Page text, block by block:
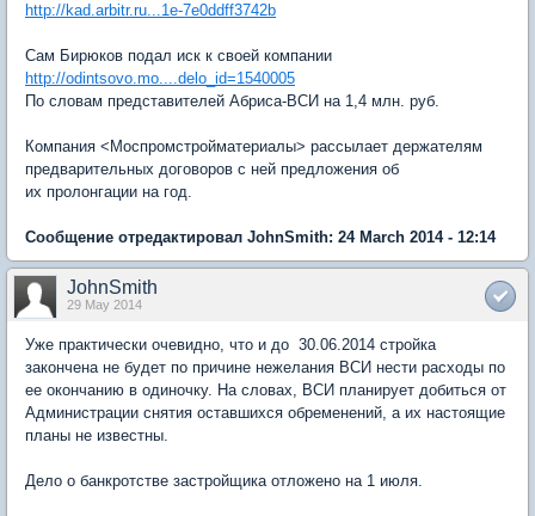
http://kad.arbitr.ru...1e-7e0ddff3742b
Сам Бирюков подал иск к своей компании
http://odintsovo.mo....delo_id=1540005
По словам представителей Абриса-ВСИ на 1,4 млн. руб.
Компания <Моспромстройматериалы> рассылает держателям
предварительных договоров с ней предложения об
их пролонгации на год.
Сообщение отредактировал JohnSmith: 24 March 2014 - 12:14
JohnSmith
29 May 2014
Уже практически очевидно, что и до 30.06.2014 стройка
закончена не будет по причине нежелания ВСИ нести расходы по
ее окончанию в одиночку. На словах, ВСИ планирует добиться от
Администрации снятия оставшихся обременений, а их настоящие
планы не известны.
Дело о банкротстве застройщика отложено на 1 июля.